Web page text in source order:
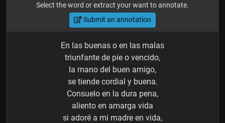
Select the word or extract your want to annotate.
Submit an annotation
En las buenas o en las malas
triunfante de pie o vencido,
la mano del buen amigo,
se tiende cordial y buena.
Consuelo en la dura pena,
aliento en amarga vida
si adoré a mi madre en vida,